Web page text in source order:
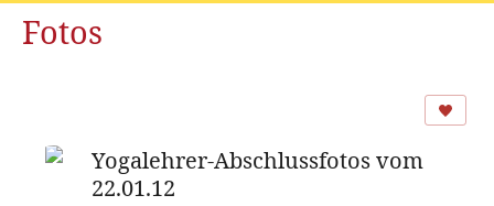
Fotos
Yogalehrer-Abschlussfotos vom
22.01.12